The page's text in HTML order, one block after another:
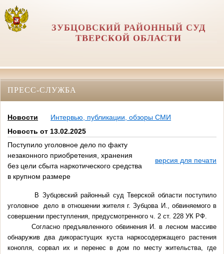
ЗУБЦОВСКИЙ РАЙОННЫЙ СУД
ТВЕРСКОЙ ОБЛАСТИ
ПРЕСС-СЛУЖБА
Новости
Интервью, публикации, обзоры СМИ
Новость от 13.02.2025
Поступило уголовное дело по факту
незаконного приобретения, хранения
без цели сбыта наркотического средства
в крупном размере
версия для печати
В Зубцовский районный суд Тверской области поступило
уголовное
дело в отношении жителя г. Зубцова И., обвиняемого в
совершении преступления, предусмотренного ч. 2 ст. 228 УК РФ.
Согласно предъявленного обвинения И. в лесном массиве
обнаружив два дикорастущих куста наркосодержащего растения
конопля, сорвал их и перенес в дом по месту жительства, где